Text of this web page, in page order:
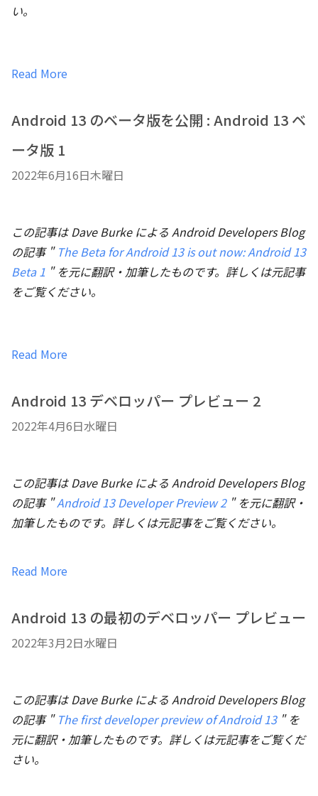
い。
Read More
Android 13 のベータ版を公開 : Android 13 ベ
ータ版 1
2022年6月16日木曜日
この記事は Dave Burke による Android Developers Blog
の記事 " The Beta for Android 13 is out now: Android 13
Beta 1 " を元に翻訳・加筆したものです。詳しくは元記事
をご覧ください。
Read More
Android 13 デベロッパー プレビュー 2
2022年4月6日水曜日
この記事は Dave Burke による Android Developers Blog
の記事 "Android 13 Developer Preview 2 " を元に翻訳・
加筆したものです。詳しくは元記事をご覧ください。
Read More
Android 13 の最初のデベロッパー プレビュー
2022年3月2日水曜日
この記事は Dave Burke による Android Developers Blog
の記事 " The first developer preview of Android 13 " を
元に翻訳・加筆したものです。詳しくは元記事をご覧くだ
さい。